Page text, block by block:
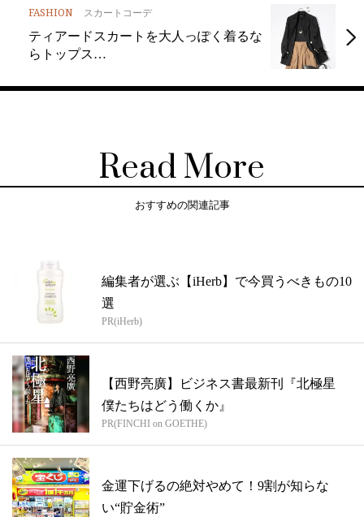
FASHION スカートコーデ
ティアードスカートを大人っぽく着るな
らトップス…
Read More
おすすめの関連記事
編集者が選ぶ【iHerb】で今買うべきもの10
選
PR(iHerb)
【西野亮廣】ビジネス書最新刊『北極星
僕たちはどう働くか』
PR(FINCHI on GOETHE)
金運下げるの絶対やめて！9割が知らな
い“貯金術”